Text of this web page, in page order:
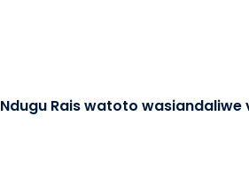
Ndugu Rais watoto